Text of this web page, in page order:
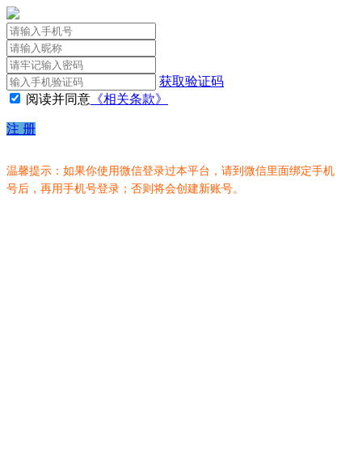
获取验证码
阅读并同意 《相关条款》
注 册
温馨提示：如果你使用微信登录过本平台，请到微信里面绑定手机
号后，再用手机号登录；否则将会创建新账号。